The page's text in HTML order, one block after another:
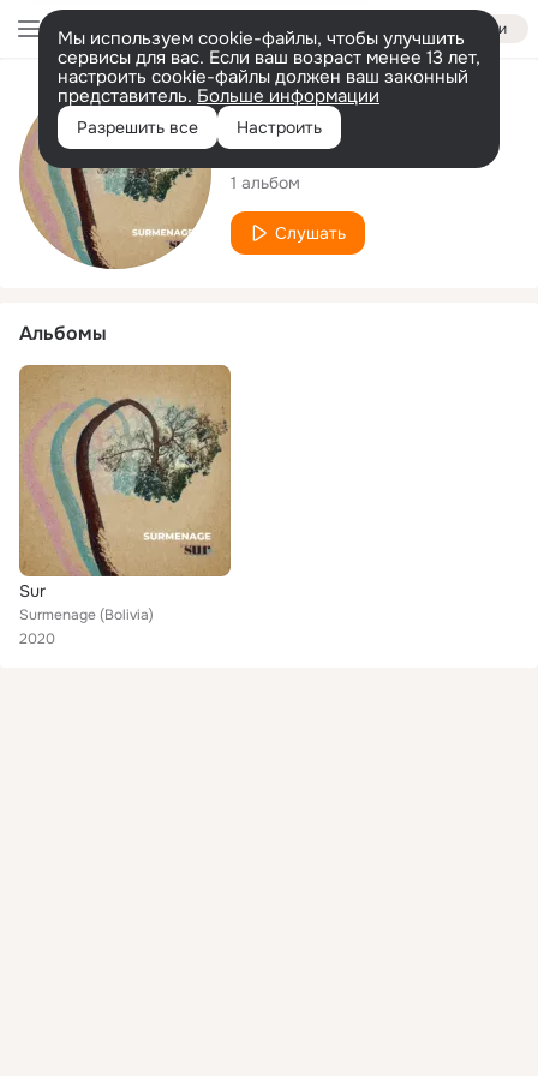
Войти
Мы используем cookie-файлы, чтобы улучшить
сервисы для вас. Если ваш возраст менее 13 лет,
настроить cookie-файлы должен ваш законный
представитель. Больше информации
Разрешить все Настроить
Исполнитель
Surmenage
1 альбом
Слушать
Альбомы
Sur
Surmenage (Bolivia)
2020